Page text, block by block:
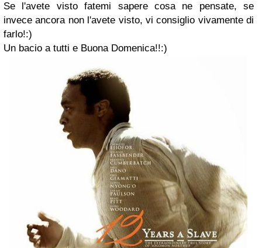
Se l'avete visto fatemi sapere cosa ne pensate, se
invece ancora non l'avete visto, vi consiglio vivamente di
farlo!:)
Un bacio a tutti e Buona Domenica!!:)